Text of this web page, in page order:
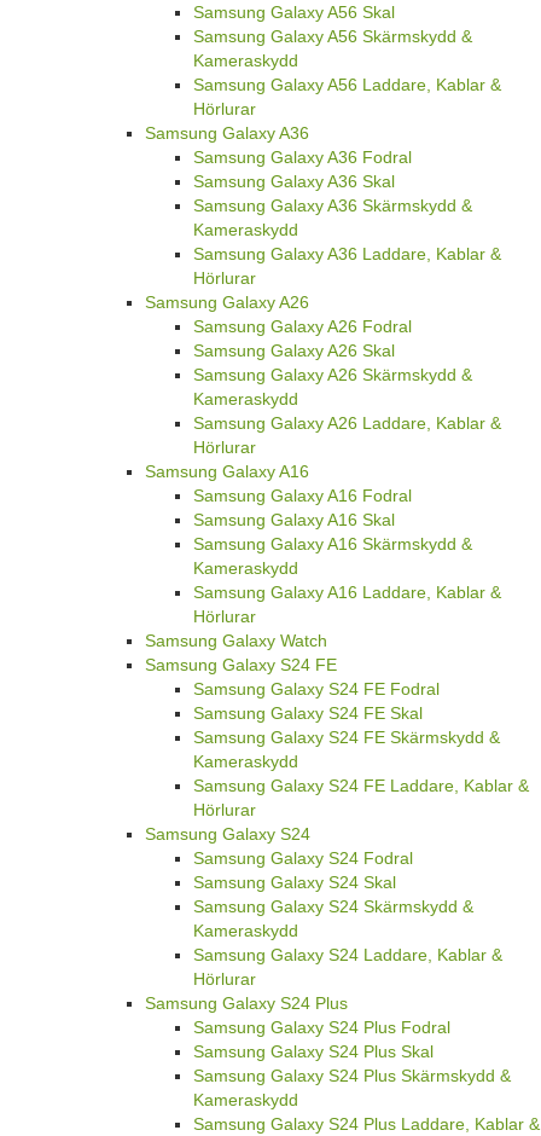
Samsung Galaxy A56 Skal
Samsung Galaxy A56 Skärmskydd &
Kameraskydd
Samsung Galaxy A56 Laddare, Kablar &
Hörlurar
Samsung Galaxy A36
Samsung Galaxy A36 Fodral
Samsung Galaxy A36 Skal
Samsung Galaxy A36 Skärmskydd &
Kameraskydd
Samsung Galaxy A36 Laddare, Kablar &
Hörlurar
Samsung Galaxy A26
Samsung Galaxy A26 Fodral
Samsung Galaxy A26 Skal
Samsung Galaxy A26 Skärmskydd &
Kameraskydd
Samsung Galaxy A26 Laddare, Kablar &
Hörlurar
Samsung Galaxy A16
Samsung Galaxy A16 Fodral
Samsung Galaxy A16 Skal
Samsung Galaxy A16 Skärmskydd &
Kameraskydd
Samsung Galaxy A16 Laddare, Kablar &
Hörlurar
Samsung Galaxy Watch
Samsung Galaxy S24 FE
Samsung Galaxy S24 FE Fodral
Samsung Galaxy S24 FE Skal
Samsung Galaxy S24 FE Skärmskydd &
Kameraskydd
Samsung Galaxy S24 FE Laddare, Kablar &
Hörlurar
Samsung Galaxy S24
Samsung Galaxy S24 Fodral
Samsung Galaxy S24 Skal
Samsung Galaxy S24 Skärmskydd &
Kameraskydd
Samsung Galaxy S24 Laddare, Kablar &
Hörlurar
Samsung Galaxy S24 Plus
Samsung Galaxy S24 Plus Fodral
Samsung Galaxy S24 Plus Skal
Samsung Galaxy S24 Plus Skärmskydd &
Kameraskydd
Samsung Galaxy S24 Plus Laddare, Kablar &